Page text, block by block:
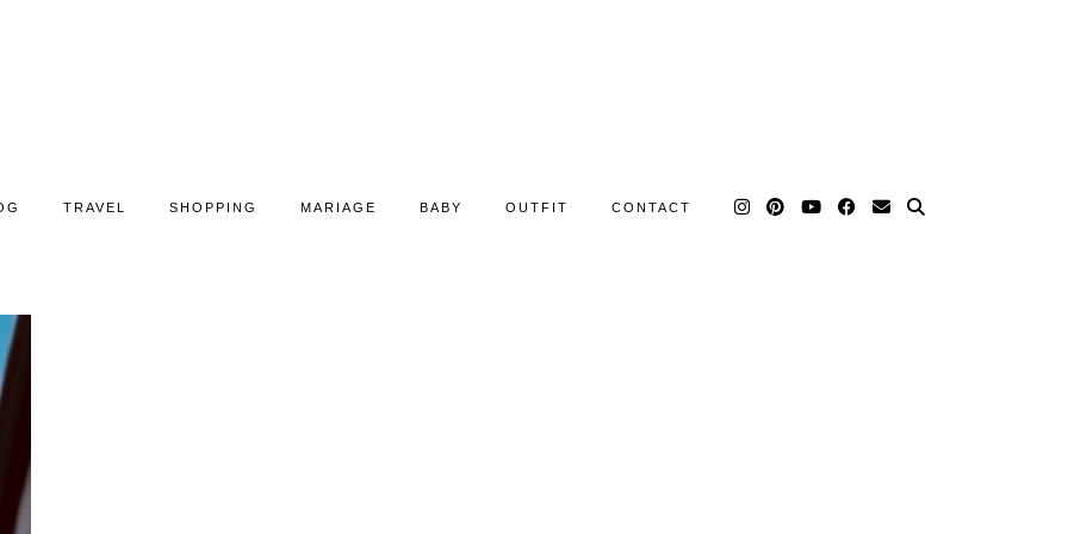
TRAVEL SHOPPING MARIAGE BABY OUTFIT CONTACT